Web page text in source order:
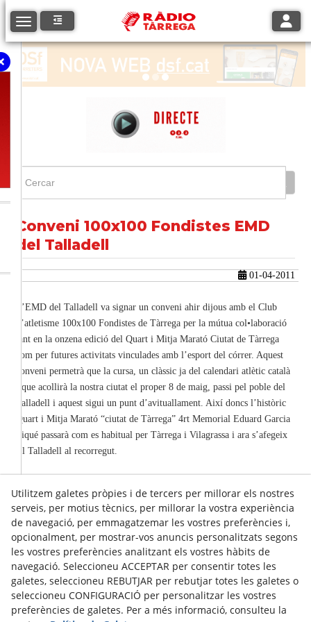
Toggle navigation
Conveni 100x100 Fondistes EMD
del Talladell
01-04-2011
L’EMD del Talladell va signar un conveni ahir dijous amb el Club
d’atletisme 100x100 Fondistes de Tàrrega per la mútua col•laboració
tant en la onzena edició del Quart i Mitja Marató Ciutat de Tàrrega
com per futures activitats vinculades amb l’esport del córrer. Aquest
conveni permetrà que la cursa, un clàssic ja del calendari atlètic català
i que acollirà la nostra ciutat el proper 8 de maig, passi pel poble del
Talladell i aquest sigui un punt d’avituallament. Així doncs l’històric
Quart i Mitja Marató “ciutat de Tàrrega” 4rt Memorial Eduard Garcia
Piqué passarà com es habitual per Tàrrega i Vilagrassa i ara s’afegeix
El Talladell al recorregut.
Utilitzem galetes pròpies i de tercers per millorar els nostres
serveis, per motius tècnics, per millorar la vostra experiència
de navegació, per emmagatzemar les vostres preferències i,
opcionalment, per mostrar-vos anuncis personalitzats segons
les vostres preferències analitzant els vostres hàbits de
navegació. Seleccioneu ACCEPTAR per consentir totes les
galetes, seleccioneu REBUTJAR per rebutjar totes les galetes o
seleccioneu CONFIGURACIÓ per personalitzar les vostres
preferències de galetes. Per a més informació, consulteu la